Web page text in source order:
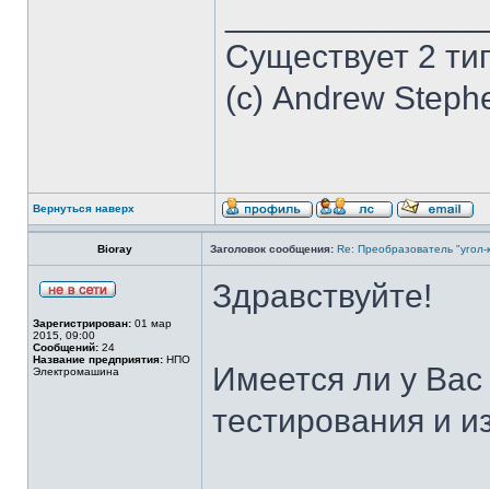
Существует 2
(с) Andrew
Вернуться наверх
Bioray Заголовок сообщения: Re: Преобразователь
Зарегистрирован: 01 мар
2015, 09:00
Сообщений: 24
Название предприятия: НПО
Электромашина
Здравствуйте!
Имеется ли у
тестирования и